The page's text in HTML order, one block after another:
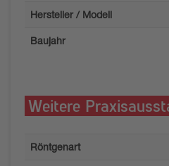
Hersteller / Modell
Baujahr
Weitere
Röntgenart